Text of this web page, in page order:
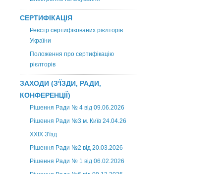
СЕРТИФІКАЦІЯ
Реєстр сертифікованих рієлторів
України
Положення про сертифікацію
рієлторів
ЗАХОДИ (З'ЇЗДИ, РАДИ,
КОНФЕРЕНЦІЇ)
Рішення Ради № 4 від 09.06.2026
Рішення Ради №3 м. Київ 24.04.26
XXІХ З'їзд
Рішення Ради №2 від 20.03.2026
Рішення Ради № 1 від 06.02.2026